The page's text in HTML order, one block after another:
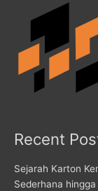
Recent
Sejarah Karton
Sederhana